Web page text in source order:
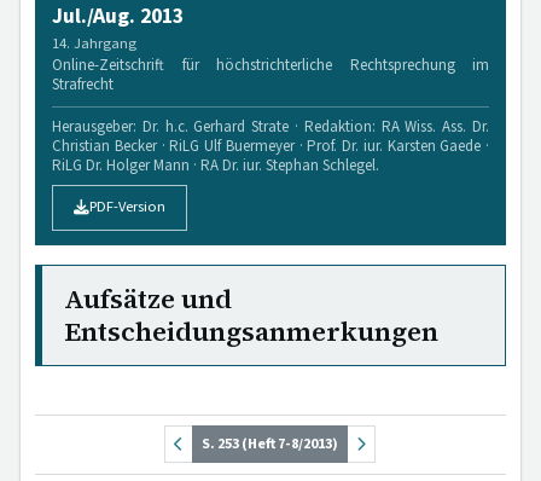
Jul./Aug. 2013
14. Jahrgang
Online-Zeitschrift für höchstrichterliche Rechtsprechung im
Strafrecht
Herausgeber: Dr. h.c. Gerhard Strate · Redaktion: RA Wiss. Ass. Dr.
Christian Becker · RiLG Ulf Buermeyer · Prof. Dr. iur. Karsten Gaede ·
RiLG Dr. Holger Mann · RA Dr. iur. Stephan Schlegel.
PDF-Version
Aufsätze und
Entscheidungsanmerkungen
S. 253 (Heft 7-8/2013)